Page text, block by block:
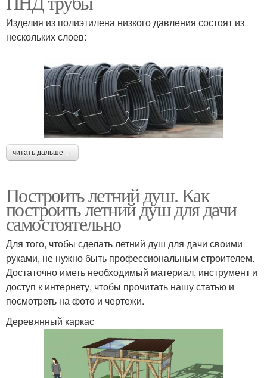
Изделия из полиэтилена низкого давления состоят из
нескольких слоев:
читать дальше →
Построить летний душ. Как
построить летний душ для дачи
самостоятельно
Для того, чтобы сделать летний душ для дачи своими
руками, не нужно быть профессиональным строителем.
Достаточно иметь необходимый материал, инструмент и
доступ к интернету, чтобы прочитать нашу статью и
посмотреть на фото и чертежи.
Деревянный каркас